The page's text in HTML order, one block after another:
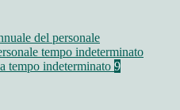
del personale
tempo indeterminato
tempo indeterminato 9